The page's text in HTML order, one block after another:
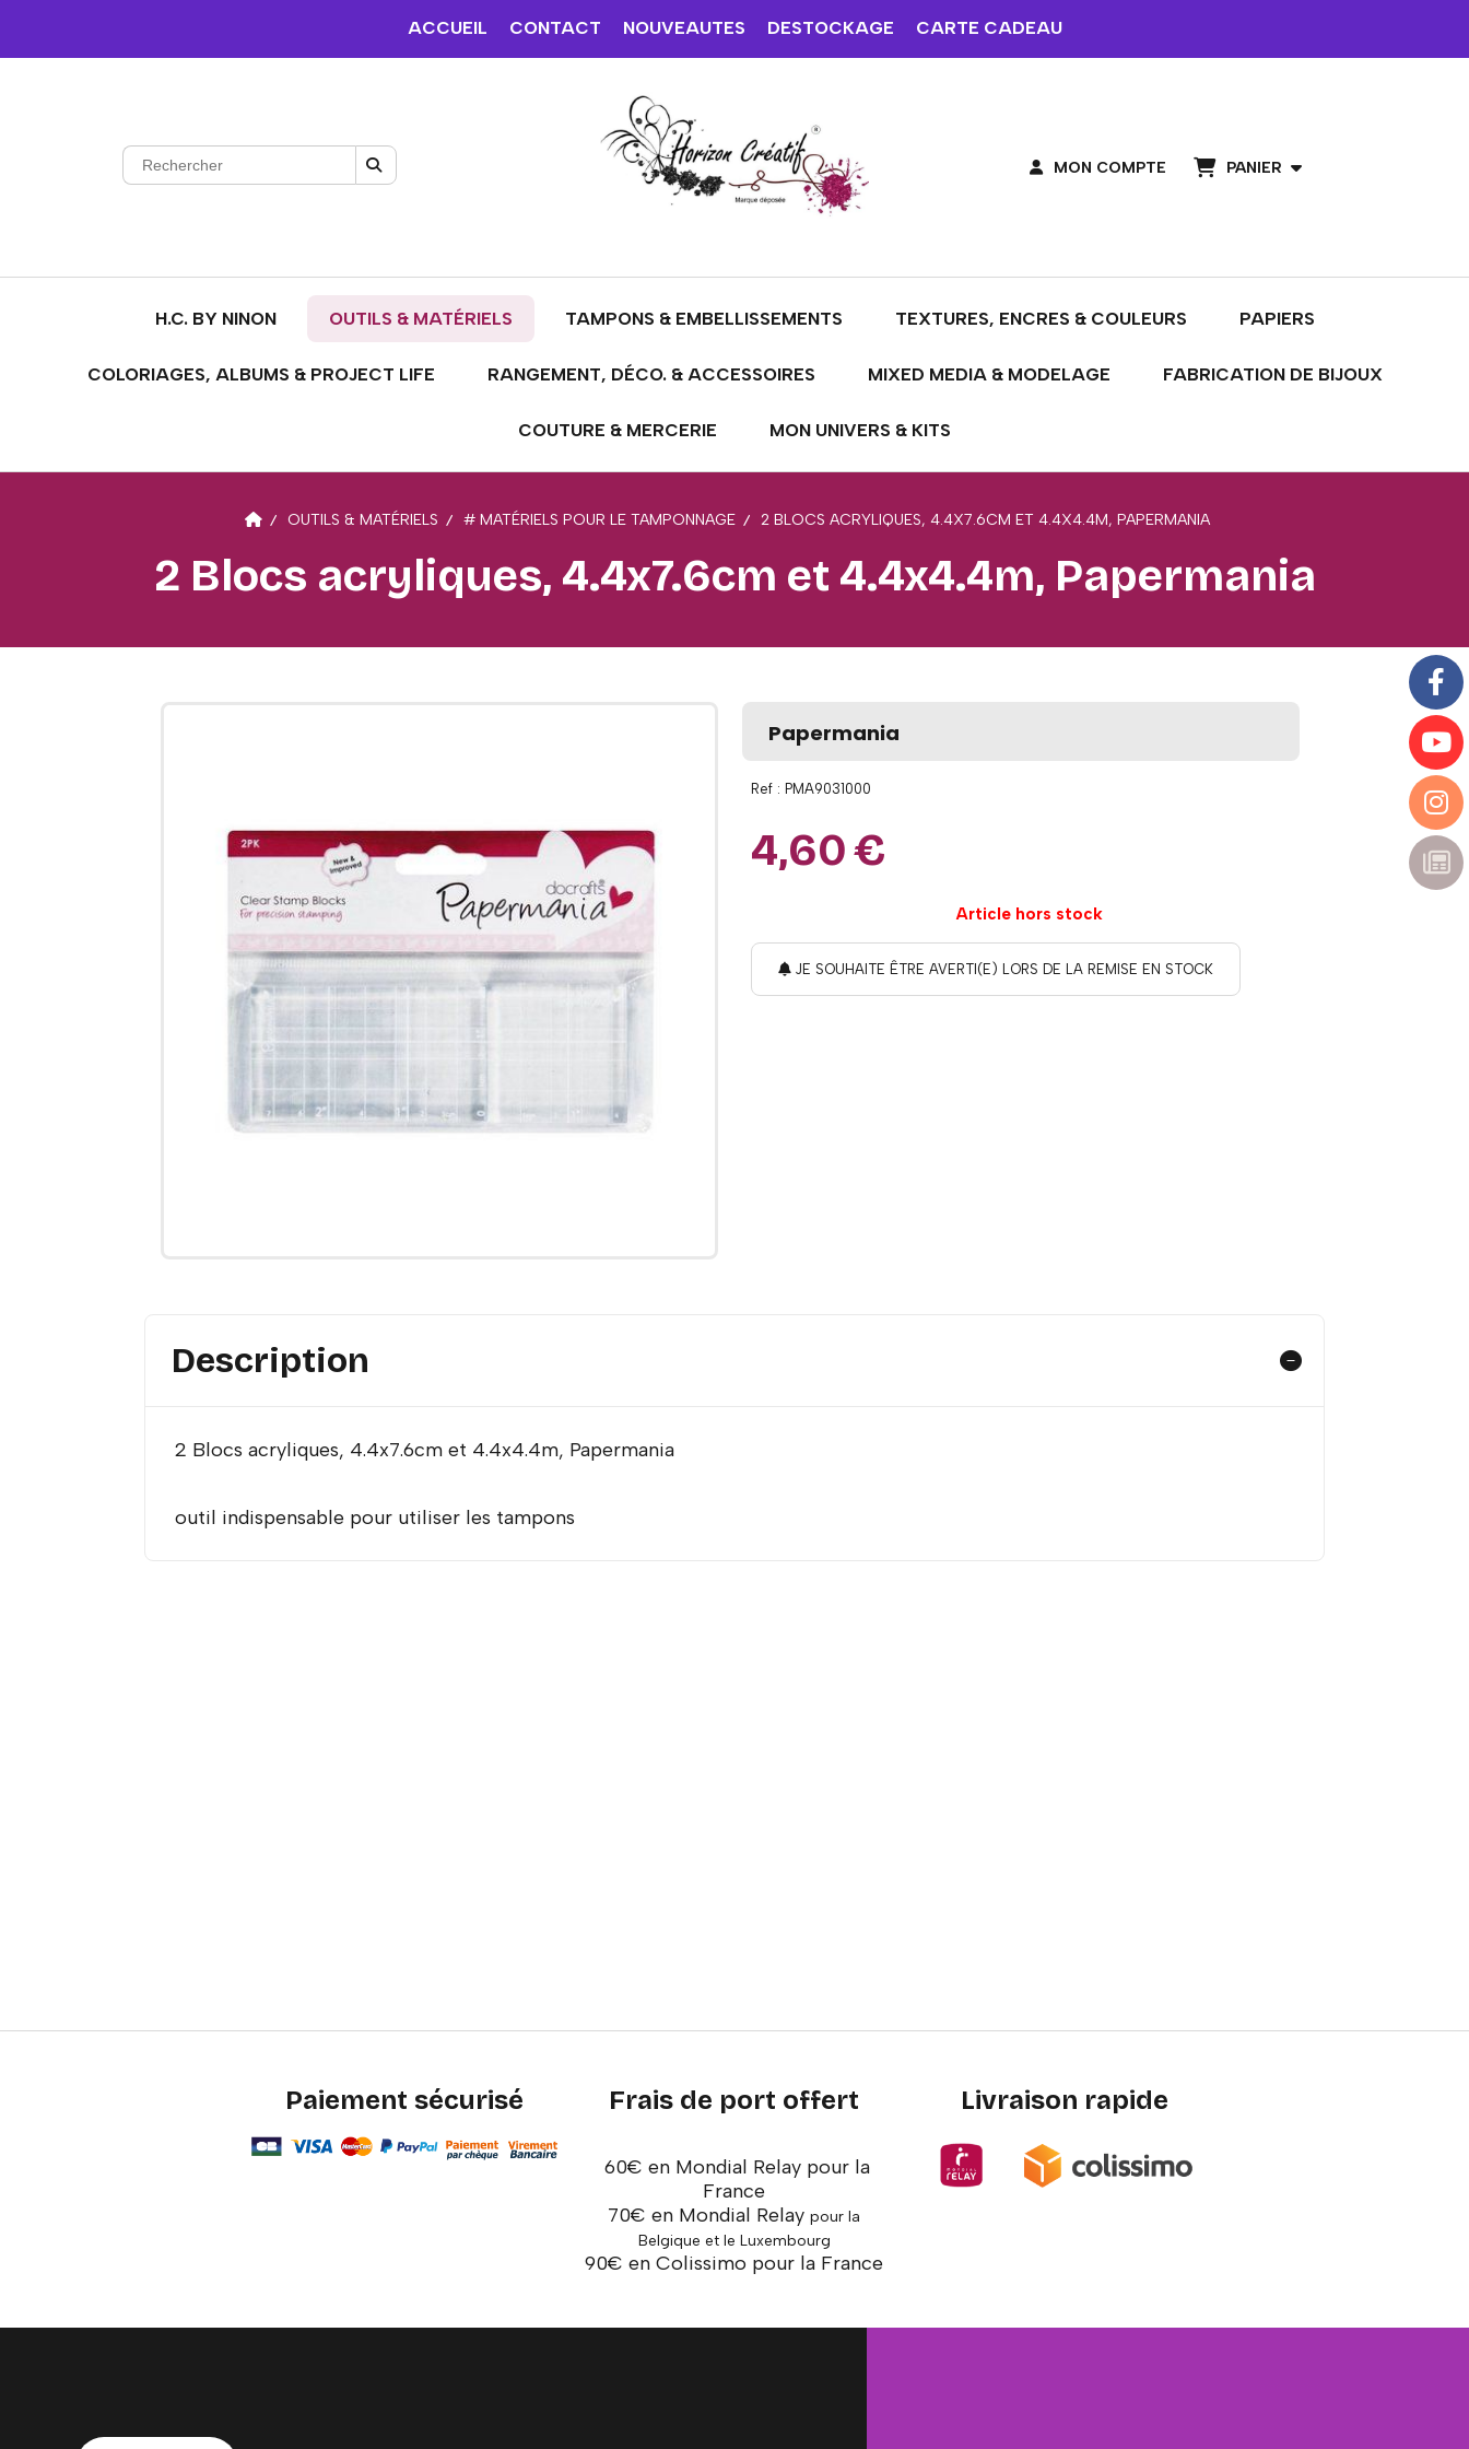
ACCUEIL CONTACT NOUVEAUTES DESTOCKAGE CARTE CADEAU
MON COMPTE PANIER
H.C. BY NINON OUTILS & MATÉRIELS TAMPONS & EMBELLISSEMENTS TEXTURES, ENCRES & COULEURS PAPIERS
COLORIAGES, ALBUMS & PROJECT LIFE RANGEMENT, DÉCO. & ACCESSOIRES MIXED MEDIA & MODELAGE FABRICATION DE BIJOUX
COUTURE & MERCERIE MON UNIVERS & KITS
OUTILS & MATÉRIELS # MATÉRIELS POUR LE TAMPONNAGE 2 BLOCS ACRYLIQUES, 4.4X7.6CM ET 4.4X4.4M, PAPERMANIA
2 Blocs acryliques, 4.4x7.6cm et 4.4x4.4m, Papermania
Papermania
Ref : PMA9031000
4,60€
Article hors stock
JE SOUHAITE ÊTRE AVERTI(E) LORS DE LA REMISE EN STOCK
Description
2 Blocs acryliques, 4.4x7.6cm et 4.4x4.4m, Papermania
outil indispensable pour utiliser les tampons
Paiement sécurisé Frais de port offert
60€ en Mondial Relay pour la
France
70€ en Mondial Relaypour la
Belgique et le Luxembourg
90€ en Colissimo pour la France
Livraison rapide